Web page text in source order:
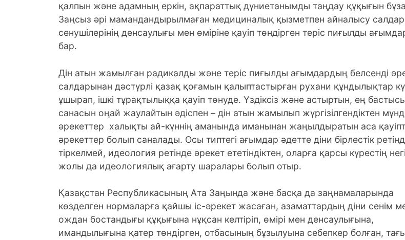
қалпын және адамның еркін, ақпараттық дүниетанымды таңдау құқығын
Заңсыз әрі мамандандырылмаған медициналық қызметпен айналысу
сенушілерінің денсаулығы мен өміріне қауіп төндірген теріс пиғылды
бар.
Дін атын жамылған радикалды және теріс пиғылды ағымдардың белсенді
салдарынан дәстүрлі қазақ қоғамын қалыптастырған рухани құндылықтар
ұшырап, ішкі тұрақтылыққа қауіп төнуде. Үздіксіз және астыртын, ең
санасын оңай жаулайтын әдіспен – дін атын жамылып жүргізілгендіктен
әрекеттер халықты ай-күннің аманында иманынан жаңылдыратын аса
әрекеттер болып саналады. Осы типтегі ағымдар әдетте діни бірлестік
тіркелмей, идеология ретінде әрекет ететіндіктен, оларға қарсы күрестің
жолы да идеологиялық ағарту шаралары болып отыр.
Қазақстан Республикасының Ата Заңында және басқа да заңнамаларында
көзделген нормаларға қайшы іс-әрекет жасаған, азаматтардың діни сенім
ождан бостандығы құқығына нұқсан келтіріп, өмірі мен денсаулығына,
имандылығына қатер төндірген, отбасының бұзылуына себепкер болған,